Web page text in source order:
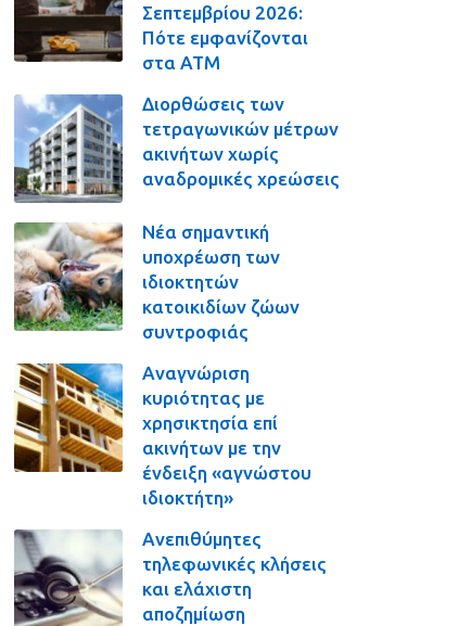
Σεπτεμβρίου 2026:
Πότε εμφανίζονται
στα ΑΤΜ
Διορθώσεις των
τετραγωνικών μέτρων
ακινήτων χωρίς
αναδρομικές χρεώσεις
Νέα σημαντική
υποχρέωση των
ιδιοκτητών
κατοικιδίων ζώων
συντροφιάς
Αναγνώριση
κυριότητας με
χρησικτησία επί
ακινήτων με την
ένδειξη «αγνώστου
ιδιοκτήτη»
Ανεπιθύμητες
τηλεφωνικές κλήσεις
και ελάχιστη
αποζημίωση